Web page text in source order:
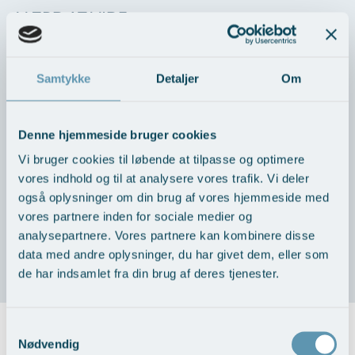
Samtykke Detaljer Om
Denne hjemmeside bruger cookies
Vi bruger cookies til løbende at tilpasse og optimere
vores indhold og til at analysere vores trafik. Vi deler
også oplysninger om din brug af vores hjemmeside med
vores partnere inden for sociale medier og
analysepartnere. Vores partnere kan kombinere disse
data med andre oplysninger, du har givet dem, eller som
de har indsamlet fra din brug af deres tjenester.
Nødvendig
VÆRD AT VIDE
Før behandlingen
Under behandlingen
Efter behandlingen
Mulige komplikationer
Forventet resultat
Priser på kombinationsbehandling IPL og Fraxel